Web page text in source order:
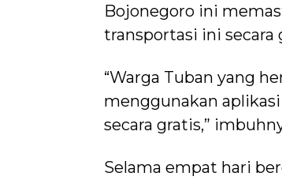
Bojonegoro ini
transportasi ini secara
“Warga Tuban yang
menggunakan aplikasi
secara gratis,”
Selama empat hari